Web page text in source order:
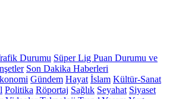
Durumu Süper Lig Puan Durumu ve
Son Dakika Haberleri
Gündem Hayat İslam Kültür-Sanat
Politika Röportaj Sağlık Seyahat Siyaset